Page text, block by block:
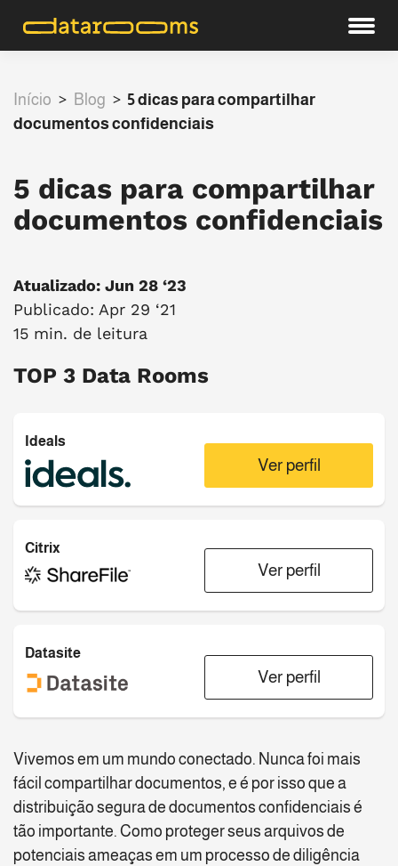
Início > Blog > 5 dicas para compartilhar
documentos confidenciais
5 dicas para compartilhar
documentos confidenciais
Atualizado: Jun 28 ‘23
Publicado: Apr 29 ‘21
15 min. de leitura
Vivemos em um mundo conectado. Nunca foi mais
fácil compartilhar documentos, e é por isso que a
distribuição segura de documentos confidenciais é
tão importante. Como proteger seus arquivos de
potenciais ameaças em um processo de diligência
TOP 3 Data Rooms
Ideals
Ver perfil
Citrix
Ver perfil
Datasite
Ver perfil